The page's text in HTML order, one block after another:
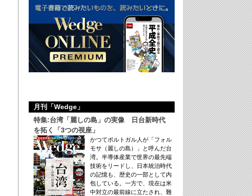
月刊「Wedge」
特集:台湾「麗しの島」の実像 日台新時代
を拓く「3つの視座」
かつてポルトガル人が「フォル
モサ（麗しの島）」と呼んだ台
湾。半導体産業で世界の最先端
技術をリードし、日本統治時代
の記憶も、歴史の一部として内
包している。一方で、現在は米
中対立の最前線に立たされ、難